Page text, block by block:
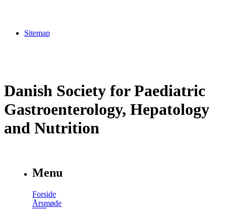
Sitemap
Danish Society for Paediatric
Gastroenterology, Hepatology
and Nutrition
Menu
Forside
Årsmøde